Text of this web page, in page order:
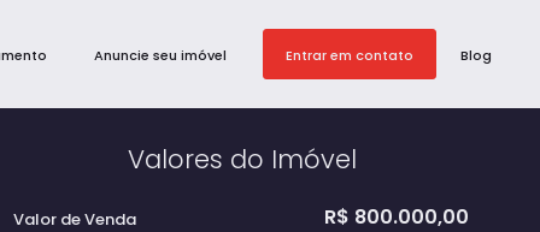
Blog
Entrar em contato
Anuncie seu imóvel
Valores do Imóvel
R$ 800.000,00
Valor de Venda